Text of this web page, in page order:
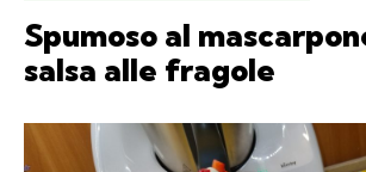
Spumoso al
salsa alle fragole